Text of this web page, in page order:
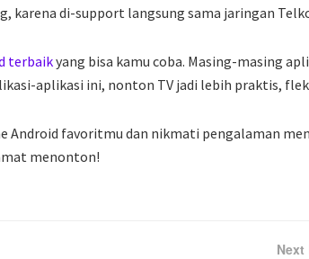
karena di-support langsung sama jaringan
terbaikyang bisa kamu coba. Masing-masing
aplikasi ini, nonton TV jadi lebih praktis,
Android favoritmu dan nikmati pengalaman
menonton!
Next